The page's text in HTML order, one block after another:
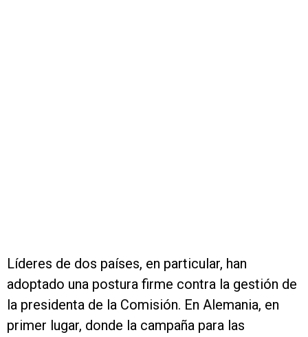
Líderes de dos países, en particular, han
adoptado una postura firme contra la gestión de
la presidenta de la Comisión. En Alemania, en
primer lugar, donde la campaña para las